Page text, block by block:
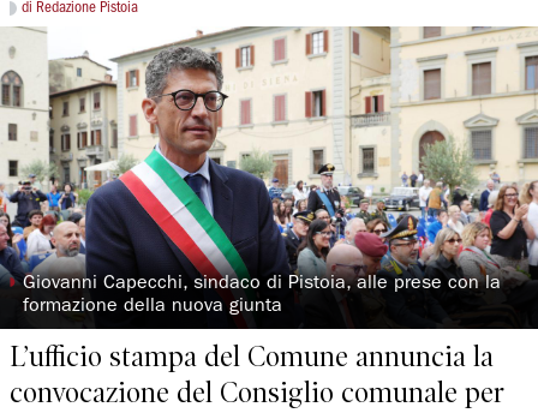
di Redazione Pistoia
◗Giovanni Capecchi, sindaco di Pistoia, alle prese con la
formazione della nuova giunta
L’ufficio stampa del Comune annuncia la
convocazione del Consiglio comunale per